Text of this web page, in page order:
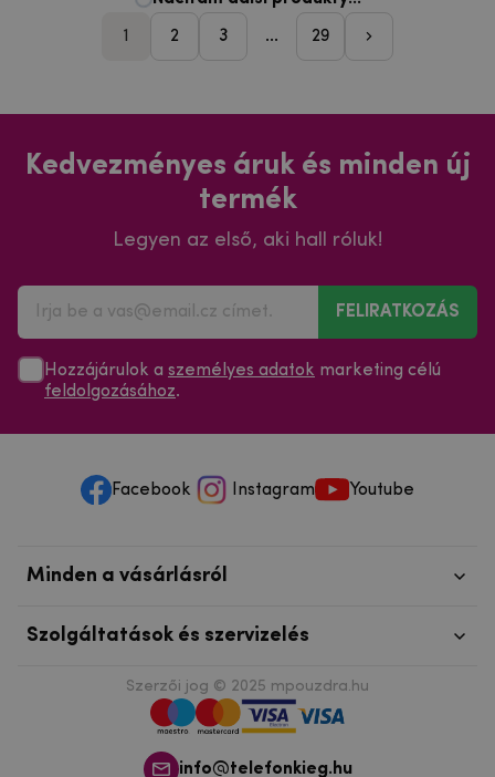
...
termék
Legyen az első, aki hall róluk!
FELIRATKOZÁS
Hozzájárulok aszemélyes adatokmarketing célú
feldolgozásához.